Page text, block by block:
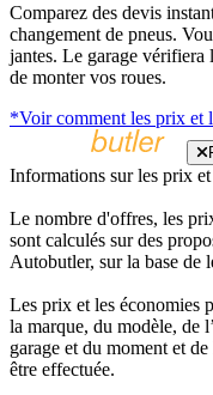
Comparez des devis
changement de pneus.
jantes. Le garage vérifiera
de monter vos roues.
*Voir comment les prix et
Informations sur les prix
Le nombre d'offres, les
sont calculés sur des
Autobutler, sur la base de
Les prix et les économies
la marque, du modèle, de
garage et du moment et
être effectuée.